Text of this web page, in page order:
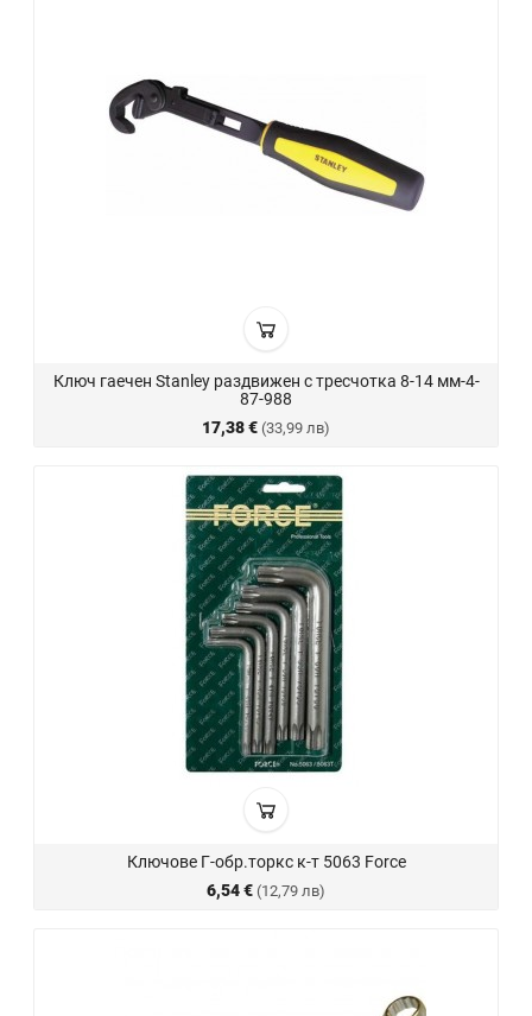
Ключ гаечен Stanley раздвижен с тресчотка 8-14 мм-4-
87-988
17,38 € (33,99 лв)
Ключове Г-обр.торкс к-т 5063 Force
6,54 € (12,79 лв)